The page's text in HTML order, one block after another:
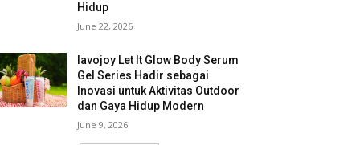
Hidup
June 22, 2026
lavojoy Let It Glow Body Serum
Gel Series Hadir sebagai
Inovasi untuk Aktivitas Outdoor
dan Gaya Hidup Modern
June 9, 2026